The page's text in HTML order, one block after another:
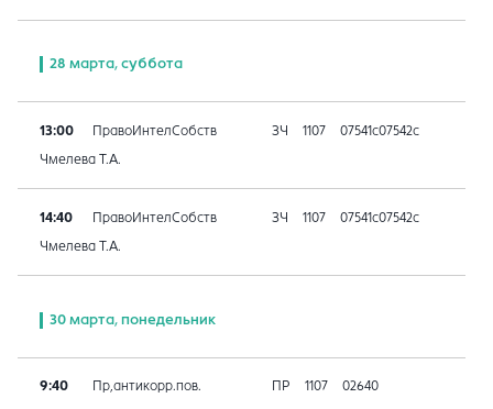
28 марта, суббота
13:00 ПравоИнтелСобств ЗЧ 1107 07541с07542с
Чмелева Т.А.
14:40 ПравоИнтелСобств ЗЧ 1107 07541с07542с
Чмелева Т.А.
30 марта, понедельник
9:40 Пр,антикорр.пов. ПР 1107 02640